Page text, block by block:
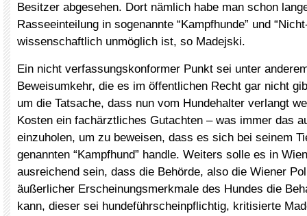
Besitzer abgesehen. Dort nämlich habe man schon
Rasseeinteilung in sogenannte “Kampfhunde” und
wissenschaftlich unmöglich ist, so Madejski.
Ein nicht verfassungskonformer Punkt sei unter
Beweisumkehr, die es im öffentlichen Recht gar nicht
um die Tatsache, dass nun vom Hundehalter verlangt
Kosten ein fachärztliches Gutachten – was immer das
einzuholen, um zu beweisen, dass es sich bei seinem
genannten “Kampfhund” handle. Weiters solle es in
ausreichend sein, dass die Behörde, also die Wiener
äußerlicher Erscheinungsmerkmale des Hundes die
kann, dieser sei hundeführscheinpflichtig, kritisierte